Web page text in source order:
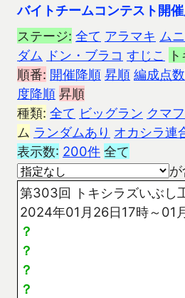
バイトチームコンテスト開
ステージ: 全て アラマキ ム
ダム ドン・ブラコ すじこ
順番: 開催降順 昇順 編成点
度降順 昇順
種類: 全て ビッグラン クマ
ム ランダムあり オカシラ連
表示数: 200件 全て
第303回 トキシラズいぶし
2024年01月26日17時～01
？
？
？
？